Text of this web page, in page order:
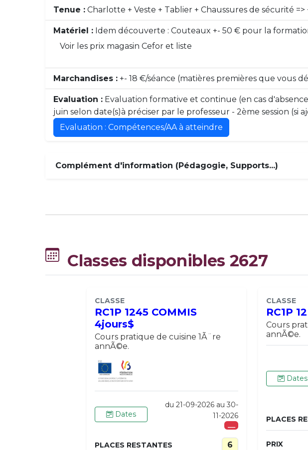
Tenue : Charlotte + Veste + Tablier + Chaussures de sécurité
Matériel : Idem découverte : Couteaux +- 50 € pour la
Voir les prix magasin Cefor et liste
Marchandises : +- 18 €/séance (matières premières que vous
Evaluation : Evaluation formative et continue (en cas
juin selon date(s)à préciser par le professeur - 2ème session
Evaluation : Compétences/AA à atteindre
Complément d'information (Pédagogie, Supports...)
Classes disponibles 2627
CLASSE
RC1P 1245 COMMIS
4jours$
Cours pratique de cuisine 1Ã¨re
annÃ©e.
Dates
du 21-09-2026 au 30-
11-2026
___
PLACES RESTANTES 6
CLASSE
RC1P
Cours
annÃ©e.
Dates
PLACES
PRIX